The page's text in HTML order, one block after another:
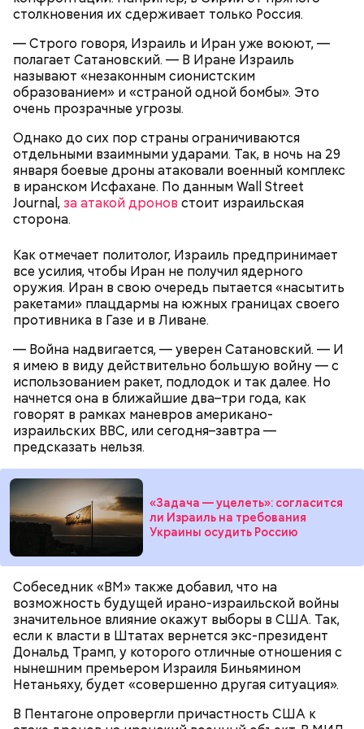
столкновения их сдерживает только Россия.
— Строго говоря, Израиль и Иран уже воюют, —
полагает Сатановский. — В Иране Израиль
называют «незаконным сионистским
образованием» и «страной одной бомбы». Это
очень прозрачные угрозы.
Однако до сих пор страны ограничиваются
отдельными взаимными ударами. Так, в ночь на 29
января боевые дроны атаковали военный комплекс
в иранском Исфахане. По данным Wall Street
Journal, за атакой дронов стоит израильская
сторона.
Как отмечает политолог, Израиль предпринимает
все усилия, чтобы Иран не получил ядерного
оружия. Иран в свою очередь пытается «насытить
ракетами» плацдармы на южных границах своего
противника в Газе и в Ливане.
— Война надвигается, — уверен Сатановский. — И
я имею в виду действительно большую войну — с
использованием ракет, подлодок и так далее. Но
начнется она в ближайшие два–три года, как
говорят в рамках маневров американо-
израильских ВВС, или сегодня–завтра —
предсказать нельзя.
«Задача — уцелеть»: согласится
ли Израиль на требования
Украины осудить Россию
Собеседник «ВМ» также добавил, что на
возможность будущей ирано-израильской войны
значительное влияние окажут выборы в США. Так,
если к власти в Штатах вернется экс-президент
Дональд Трамп, у которого отличные отношения с
нынешним премьером Израиля Биньямином
Нетаньяху, будет «совершенно другая ситуация».
В Пентагоне опровергли причастность США к
— Для группы из пяти человек такое путешествие
обойдется в пределах 340 белорусских рублей
(около 10311 рублей по ЦБ РФ — прим. «ВМ»), —
уточнил он.
Гид отметил, что еще далеко не все туристические
маршруты проложены, пока это больше похоже на
эксперимент. Бабич заверил, что туристам не стоит
беспокоиться насчет риска получить опасную дозу
радиации.
— Во время перелета вы больше облучаетесь, чем в
период нахождения не территории в течение
одного рабочего дня, — констатировал он.
Он заметил, что в мире действительно непростая
— Но передвижение стрелок часов никак не
решает насущных проблем вооружения и экологии.
Есть масса могущественных субъектов
международных отношений, которые
руководствуются своими эгоистическими
соображениями, используя эту теперь уже
рекламную фишку, чтобы привлечь средства для
реализации своих новых не менее нелепых и
ненужных проектов. Это классическое
эксперт.
Лишний повод задуматься об экологии
напоминающая о проблемах экологии и ядерной
угрозы, — основание лишний раз задуматься о том,
что физический мир не вечен и только в наших
силах сделать все, чтобы продлить жизнь себе и
окружающей нас природе: